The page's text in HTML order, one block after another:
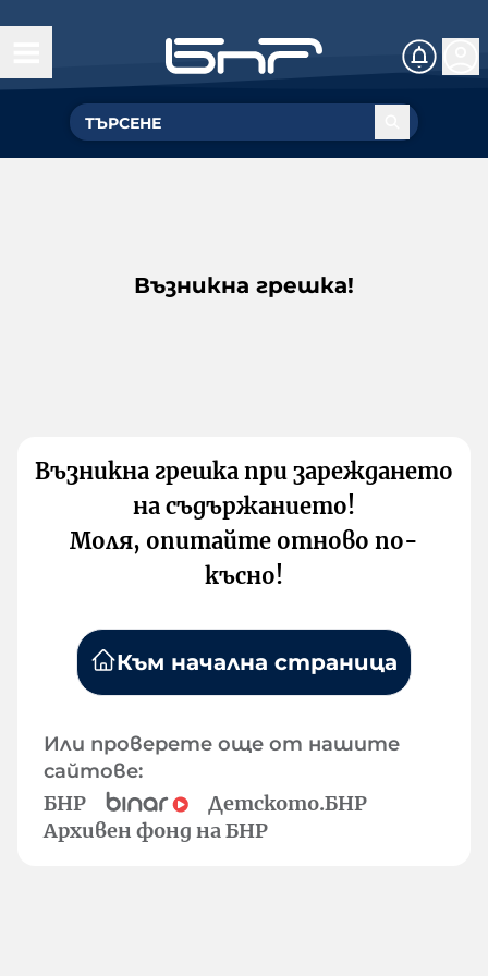
Възникна грешка!
Възникна грешка при зареждането
на съдържанието!
Моля, опитайте отново по-
късно!
Към начална страница
Или проверете още от нашите
сайтове:
БНР
Детското.БНР
Архивен фонд на БНР